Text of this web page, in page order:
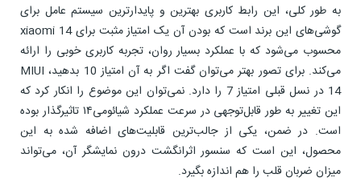
به طور کلی، این رابط کاربری بهترین و پایدارترین سیستم عامل برای
گوشی‌های این برند است که بودن آن یک امتیاز مثبت برای xiaomi 14
محسوب می‌شود که با عملکرد بسیار روان، تجربه کاربری خوبی را ارائه
می‌کند. برای تصور بهتر می‌توان گفت اگر به آن امتیاز 10 بدهید، MIUI
14 در نسل قبلی امتیاز 7 را دارد. نمی‌توان این موضوع را انکار کرد که
این تغییر به طور قابل‌توجهی در سرعت عملکرد شیائومی۱۴ تاثیرگذار بوده
است. در ضمن، یکی از جالب‌ترین قابلیت‌های اضافه شده به این
محصول، این است که سنسور اثرانگشت درون نمایشگر آن، می‌تواند
میزان ضربان قلب را هم اندازه بگیرد.